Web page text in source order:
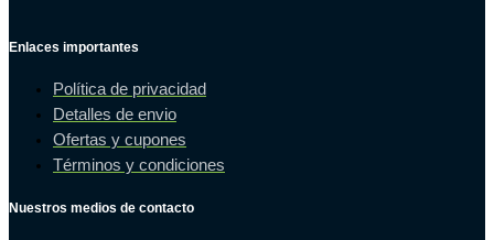
Enlaces importantes
Política de privacidad
Detalles de envio
Ofertas y cupones
Términos y condiciones
Nuestros medios de contacto